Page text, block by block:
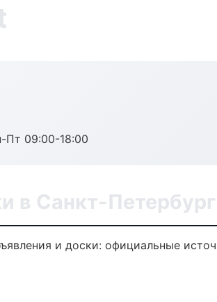
09:00-18:00
в Санкт-Петербург
и доски: официальные